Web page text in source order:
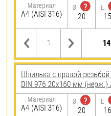
Материал
A4 (AISI 316)
Ø
?
20
L
Шпилька с правой
DIN 976 20х160 мм (нерж.)
Материал
A4 (AISI 316)
Ø
?
20
L